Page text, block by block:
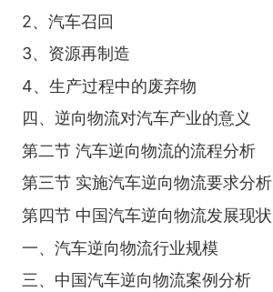
2、汽车召回
3、资源再制造
4、生产过程中的废弃物
四、逆向物流对汽车产业的意义
第二节 汽车逆向物流的流程分析
第三节 实施汽车逆向物流要求分析
第四节 中国汽车逆向物流发展现状
一、汽车逆向物流行业规模
三、中国汽车逆向物流案例分析